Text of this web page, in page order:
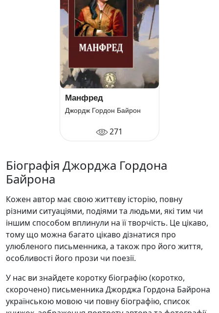
Манфред
Джордж Гордон Байрон
271
Біографія Джорджа Гордона
Байрона
Кожен автор має свою життєву історію, повну
різними ситуаціями, подіями та людьми, які тим чи
іншим способом вплинули на її творчість. Це цікаво,
тому що можна багато цікаво дізнатися про
улюбленого письменника, а також про його життя,
особливості його прози чи поезії.
У нас ви знайдете коротку біографію (коротко,
скорочено) письменника Джорджа Гордона Байрона
українською мовою чи повну біографію, список